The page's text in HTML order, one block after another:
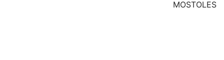
MOSTOLES